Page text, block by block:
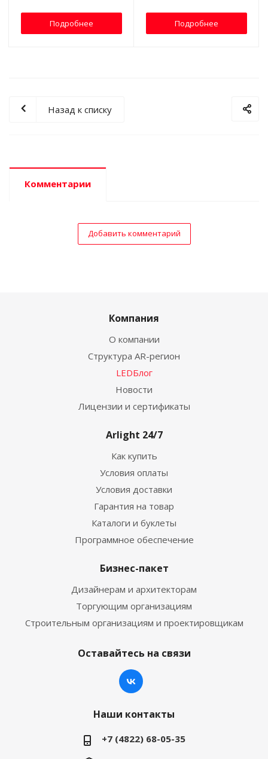
Подробнее Подробнее
Назад к списку
Комментарии
Добавить комментарий
Компания
О компании
Структура AR-регион
LEDБлог
Новости
Лицензии и сертификаты
Arlight 24/7
Как купить
Условия оплаты
Условия доставки
Гарантия на товар
Каталоги и буклеты
Программное обеспечение
Бизнес-пакет
Дизайнерам и архитекторам
Торгующим организациям
Строительным организациям и проектировщикам
Оставайтесь на связи
Наши контакты
+7 (4822) 68-05-35